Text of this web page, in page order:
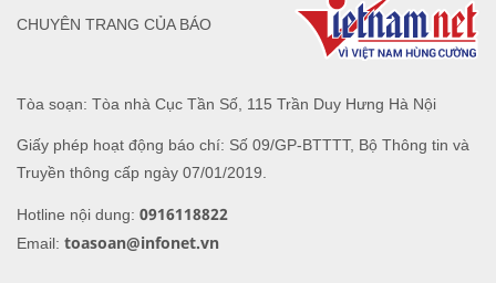
Tòa soạn: Tòa nhà Cục Tần Số, 115 Trần Duy Hưng Hà Nội
Giấy phép hoạt động báo chí: Số 09/GP-BTTTT, Bộ Thông tin và
Truyền thông cấp ngày 07/01/2019.
Hotline nội dung: 0916118822
Email: toasoan@infonet.vn
CHUYÊN TRANG CỦA BÁO